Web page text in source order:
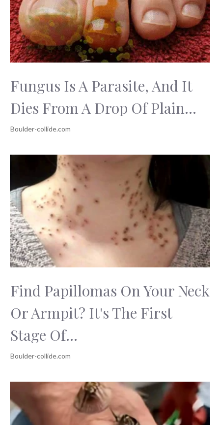
Fungus Is A Parasite, And It
Dies From A Drop Of Plain...
Find Papillomas On Your Neck
Or Armpit? It's The First
Stage Of...